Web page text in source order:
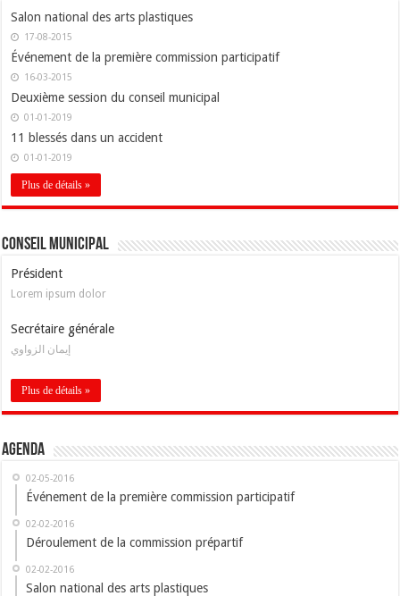
Salon national des arts plastiques
17-08-2015
Événement de la première commission participatif
16-03-2015
Deuxième session du conseil municipal
01-01-2019
11 blessés dans un accident
01-01-2019
Plus de détails »
Conseil Municipal
Président
Lorem ipsum dolor
Secrétaire générale
إيمان الزواوي
Plus de détails »
Agenda
02-05-2016
Événement de la première commission participatif
02-02-2016
Déroulement de la commission prépartif
02-02-2016
Salon national des arts plastiques